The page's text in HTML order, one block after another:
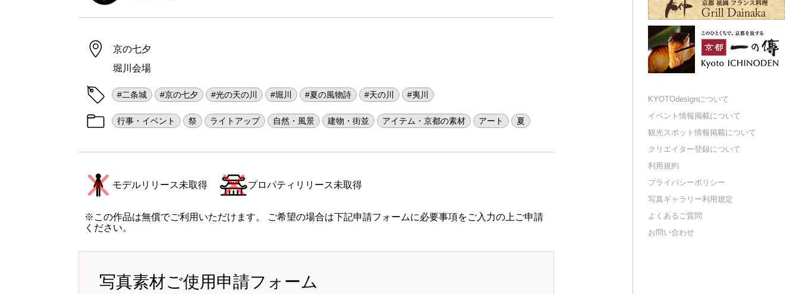
京の七夕
堀川会場
#二条城 #京の七夕 #光の天の川 #堀川 #夏の風物詩 #天の川 #夷川
行事・イベント 祭 ライトアップ 自然・風景 建物・街並 アイテム・京都の素材 アート 夏
モデルリリース未取得 プロパティリリース未取得
※この作品は無償でご利用いただけます。 ご希望の場合は下記申請フォームに必要事項をご入力の上ご申請
ください。
写真素材ご使用申請フォーム
KYOTOdesignについて
イベント情報掲載について
観光スポット情報掲載について
クリエイター登録について
利用規約
プライバシーポリシー
写真ギャラリー利用規定
よくあるご質問
お問い合わせ